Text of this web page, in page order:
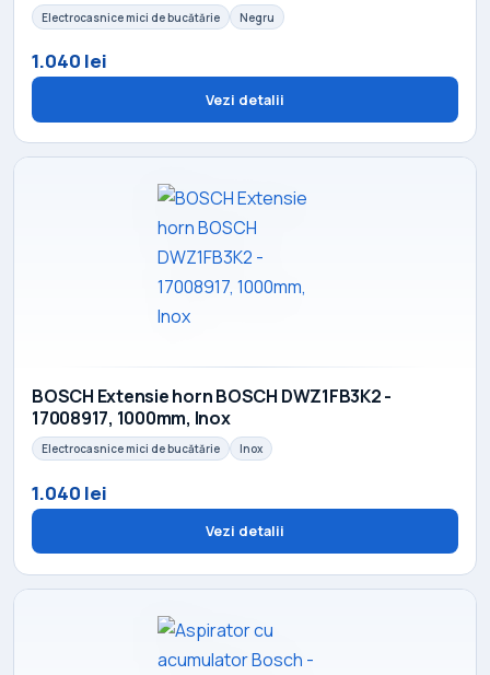
Electrocasnice mici de bucătărie Negru
1.040 lei
Vezi detalii
BOSCH Extensie horn BOSCH DWZ1FB3K2 -
17008917, 1000mm, Inox
Electrocasnice mici de bucătărie Inox
1.040 lei
Vezi detalii